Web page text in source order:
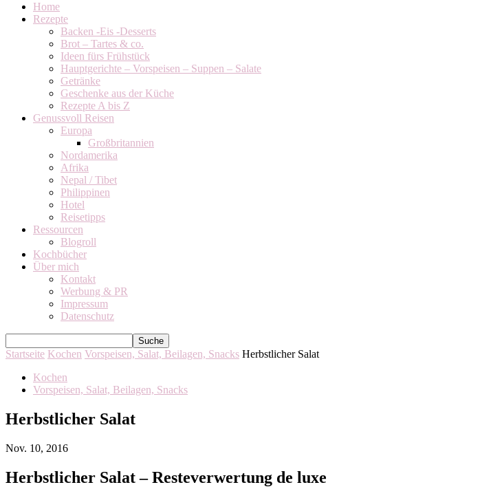
Home
Rezepte
Backen -Eis -Desserts
Brot – Tartes & co.
Ideen fürs Frühstück
Hauptgerichte – Vorspeisen – Suppen – Salate
Getränke
Geschenke aus der Küche
Rezepte A bis Z
Genussvoll Reisen
Europa
Großbritannien
Nordamerika
Afrika
Nepal / Tibet
Philippinen
Hotel
Reisetipps
Ressourcen
Blogroll
Kochbücher
Über mich
Kontakt
Werbung & PR
Impressum
Datenschutz
Startseite Kochen Vorspeisen, Salat, Beilagen, Snacks Herbstlicher Salat
Kochen
Vorspeisen, Salat, Beilagen, Snacks
Herbstlicher Salat
Nov. 10, 2016
Herbstlicher Salat – Resteverwertung de luxe